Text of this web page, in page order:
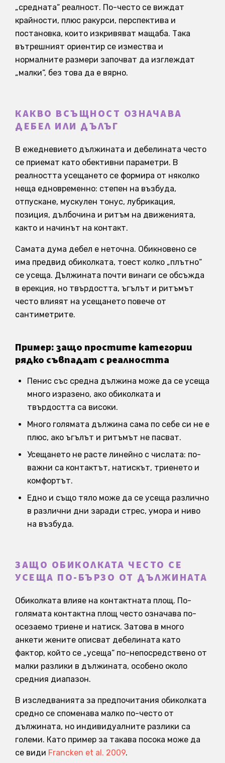
„средната“ реалност. По-често се виждат
крайности, плюс ракурси, перспектива и
постановка, които изкривяват мащаба. Така
вътрешният ориентир се измества и
нормалните размери започват да изглеждат
„малки“, без това да е вярно.
КАКВО ВСЪЩНОСТ ОЗНАЧАВА
ДЕБЕЛ ИЛИ ДЪЛЪГ
В ежедневието дължината и дебелината често
се приемат като обективни параметри. В
реалността усещането се формира от няколко
неща едновременно: степен на възбуда,
отпускане, мускулен тонус, лубрикация,
позиция, дълбочина и ритъм на движенията,
както и начинът на контакт.
Самата дума дебел е неточна. Обикновено се
има предвид обиколката, тоест колко „плътно“
се усеща. Дължината почти винаги се обсъжда
в ерекция, но твърдостта, ъгълът и ритъмът
често влияят на усещането повече от
сантиметрите.
Пример: защо простите категории
рядко съвпадат с реалността
Пенис със средна дължина може да се усеща
много изразено, ако обиколката и
твърдостта са високи.
Много голямата дължина сама по себе си не е
плюс, ако ъгълът и ритъмът не пасват.
Усещането не расте линейно с числата: по-
важни са контактът, натискът, триенето и
комфортът.
Едно и също тяло може да се усеща различно
в различни дни заради стрес, умора и ниво
на възбуда.
ЗАЩО ОБИКОЛКАТА ЧЕСТО СЕ
УСЕЩА ПО-БЪРЗО ОТ ДЪЛЖИНАТА
Обиколката влияе на контактната площ. По-
голямата контактна площ често означава по-
осезаемо триене и натиск. Затова в много
анкети жените описват дебелината като
фактор, който се „усеща“ по-непосредствено от
малки разлики в дължината, особено около
средния диапазон.
В изследванията за предпочитания обиколката
средно се споменава малко по-често от
дължината, но индивидуалните разлики са
големи. Като пример за такава посока може да
се види Francken et al. 2009.